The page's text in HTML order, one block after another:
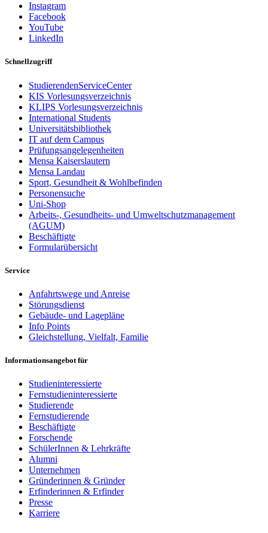
Instagram
Facebook
YouTube
LinkedIn
Schnellzugriff
StudierendenServiceCenter
KIS Vorlesungsverzeichnis
KLIPS Vorlesungsverzeichnis
International Students
Universitätsbibliothek
IT auf dem Campus
Prüfungsangelegenheiten
Mensa Kaiserslautern
Mensa Landau
Sport, Gesundheit & Wohlbefinden
Personensuche
Uni-Shop
Arbeits-, Gesundheits- und Umweltschutzmanagement
(AGUM)
Beschäftigte
Formularübersicht
Service
Anfahrtswege und Anreise
Störungsdienst
Gebäude- und Lagepläne
Info Points
Gleichstellung, Vielfalt, Familie
Informationsangebot für
Studieninteressierte
Fernstudieninteressierte
Studierende
Fernstudierende
Beschäftigte
Forschende
SchülerInnen & Lehrkräfte
Alumni
Unternehmen
Gründerinnen & Gründer
Erfinderinnen & Erfinder
Presse
Karriere